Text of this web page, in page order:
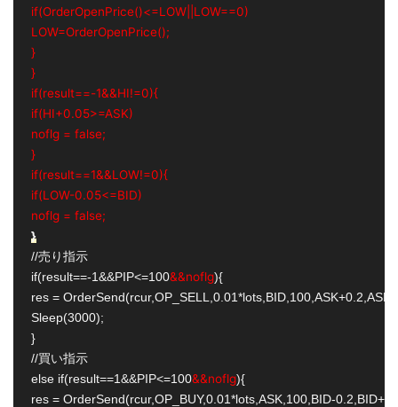
if(OrderOpenPrice()<=LOW||LOW==0)
LOW=OrderOpenPrice();
}
}
if(result==-1&&HI!=0){
if(HI+0.05>=ASK)
noflg = false;
}
if(result==1&&LOW!=0){
if(LOW-0.05<=BID)
noflg = false;
}
//売り指示
if(result==-1&&PIP<=100&&noflg){
res =
Sleep(3000);
}
//買い指示
else if(result==1&&PIP<=100&&noflg){
res = OrderSend(rcur,OP_BUY,0.01*lots,ASK,100,BID-